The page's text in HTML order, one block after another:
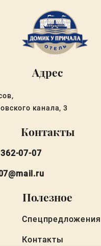
Адрес
канала, 3
Контакты
07-07
Полезное
Спецпредложения
Контакты